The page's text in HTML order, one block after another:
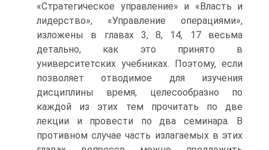
«Стратегическое управление» и «Власть и
лидерство», «Управление операциями»,
изложены в главах 3, 8, 14, 17 весьма
детально, как это принято в
университетских учебниках. Поэтому, если
позволяет отводимое для изучения
дисциплины время, целесообразно по
каждой из этих тем прочитать по две
лекции и провести по два семинара. В
противном случае часть излагаемых в этих